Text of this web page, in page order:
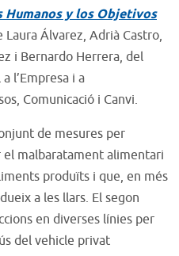
Humanos y los Objetivos
Laura Álvarez, Adrià Castro,
i Bernardo Herrera, del
l’Empresa i a
Comunicació i Canvi.
de mesures per
el malbaratament alimentari
produïts i que, en més
a les llars. El segon
en diverses línies per
del vehicle privat